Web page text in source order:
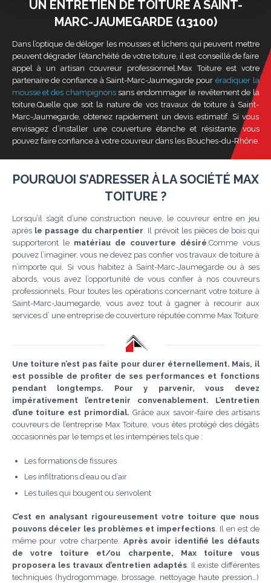
UN ENTRETIEN DE TOITURE À SAINT-
MARC-JAUMEGARDE (13100)
Dans l’optique de déloger les mousses et lichens qui peuvent mettre
peuvent dégrader l’étanchéité de votre toiture, il est conseillé de faire
appel à un artisan couvreur professionnel.Max Toiture est votre
partenaire de confiance à Saint-Marc-Jaumegarde pour éradiquer la
mousse et des champignonssans endommager le revêtement de la
toiture.Quelle que soit la nature de vos travaux de toiture à Saint-
Marc-Jaumegarde, obtenez rapidement un devis estimatif. Si vous
envisagez d’installer une couverture étanche et résistante, vous
pouvez faire confiance à votre couvreur dans les Bouches-du-Rhône.
POURQUOI S’ADRESSER À LA SOCIÉTÉ MAX
TOITURE ?
Lorsqu’il s’agit d’une construction neuve, le couvreur entre en jeu
après le passage du charpentier. Il prévoit les pièces de bois qui
supporteront le matériau de couverture désiré.Comme vous
pouvez l’imaginer, vous ne devez pas confier vos travaux de toiture à
n’importe qui. Si vous habitez à Saint-Marc-Jaumegarde ou à ses
abords, vous avez l’opportunité de vous confier à nos couvreurs
professionnels. Pour toutes les opérations concernant votre toiture à
Saint-Marc-Jaumegarde, vous avez tout à gagner à recourir aux
services d’ une entreprise de couverture réputée comme Max Toiture
Une toiture n’est pas faite pour durer éternellement. Mais, il
est possible de profiter de ses performances et fonctions
pendant longtemps.
Pour y parvenir, vous devez
impérativement l’entretenir convenablement.
L’entretien
d’une toiture est primordial. Grâce aux savoir-faire des artisans
couvreurs de l’entreprise Max Toiture, vous êtes protégé des dégâts
occasionnés par le temps et les intempéries tels que :
Les formations de fissures
Les infiltrations d’eau ou d’air
Les tuiles qui bougent ou s’envolent
C’est en analysant rigoureusement votre toiture que nous
pouvons déceler les problèmes et imperfections. Il en est de
même pour votre charpente. Après avoir identifié les défauts
de votre toiture et/ou charpente, Max toiture vous
proposera les travaux d’entretien adaptés. Il existe différentes
techniques (hydrogommage, brossage, nettoyage haute pression…)